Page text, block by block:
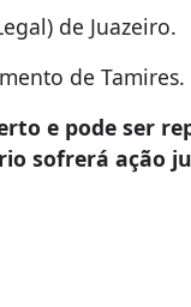
de Juazeiro.
de Tamires.
e pode ser
sofrerá ação